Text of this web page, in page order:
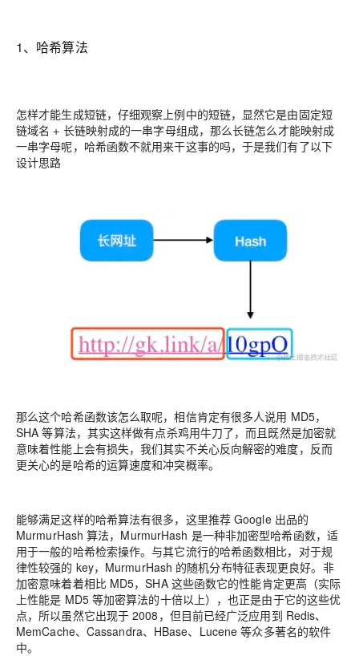
1、哈希算法
怎样才能生成短链，仔细观察上例中的短链，显然它是由固定短
链域名 + 长链映射成的一串字母组成，那么长链怎么才能映射成
一串字母呢，哈希函数不就用来干这事的吗，于是我们有了以下
设计思路
那么这个哈希函数该怎么取呢，相信肯定有很多人说用 MD5，
SHA 等算法，其实这样做有点杀鸡用牛刀了，而且既然是加密就
意味着性能上会有损失，我们其实不关心反向解密的难度，反而
更关心的是哈希的运算速度和冲突概率。
能够满足这样的哈希算法有很多，这里推荐 Google 出品的
MurmurHash 算法，MurmurHash 是一种非加密型哈希函数，适
用于一般的哈希检索操作。与其它流行的哈希函数相比，对于规
律性较强的 key，MurmurHash 的随机分布特征表现更良好。非
加密意味着着相比 MD5，SHA 这些函数它的性能肯定更高（实际
上性能是 MD5 等加密算法的十倍以上），也正是由于它的这些优
点，所以虽然它出现于 2008，但目前已经广泛应用到 Redis、
MemCache、Cassandra、HBase、Lucene 等众多著名的软件
中。